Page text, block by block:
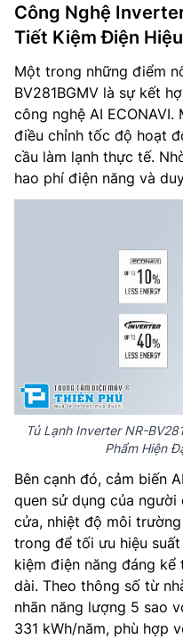
Công Nghệ
Tiết Kiệm Điện
Một trong những điểm
BV281BGMV là sự kết
công nghệ AI
điều chỉnh tốc độ hoạt
cầu làm lạnh thực tế.
hao phí điện năng và
Tủ Lạnh Inverter NR-
Phẩm Hiện
Bên cạnh đó, cảm biến
quen sử dụng của
cửa, nhiệt độ môi
trong để tối ưu hiệu
kiệm điện năng đáng
dài. Theo thông số từ
nhãn năng lượng 5 sao
331 kWh/năm, phù hợp